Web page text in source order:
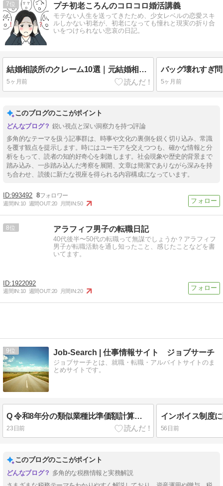
7 プチ初老ころんのコロコロ婚活講義
モテない人生を送ってきたため、少女レベルの恋愛スキ
ルしかない初老が、初老になっても憧れと現実の折り合
いをつけられない悲哀の日記。
結婚相談所のクレーム10選｜元結婚相談員が見た実態
5ヶ月前 5ヶ月前
このブログのここがポイント
鋭い視点と深い洞察力を持つ評論
多角的なテーマを扱う記事群は、時事や文化の裏側を鋭く切り込み、常識
を覆す観点を提示します。時にはユーモアを交えつつも、確かな情報と分
析をもって、読者の知的好奇心を刺激します。社会現象や歴史的背景まで
踏み込み、一歩踏み込んだ考察を展開、文章は簡潔でありながら深みを持
ち合わせ、読後に新たな視座を得られる内容構成になっています。
993492 8
週間IN:10 週間OUT:20 月間IN:50
8 アラフィフ男子の転職日記
40代後半〜50代の転職って無謀でしょうか？アラフィフ
男子が転職活動を通し知ったこと、感じたことなどを書
いてます。
1922092
週間IN:10 週間OUT:20 月間IN:20
9 Job-Search | 仕事情報サイト ジョブサーチ
ジョブサーチとは、就職・転職・アルバイトサイトのま
とめサイトです。
Q 令和8年分の類似業種比準価額計算上の業種目及び業種目別株価等について
23日前 56日前
このブログのここがポイント
多角的な税務情報と実務解説